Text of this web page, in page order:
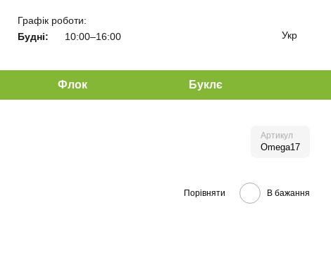
Графік роботи:
Будні:
10:00–16:00 Укр
Флок Буклє
Артикул
Omega17
Порівняти В бажання